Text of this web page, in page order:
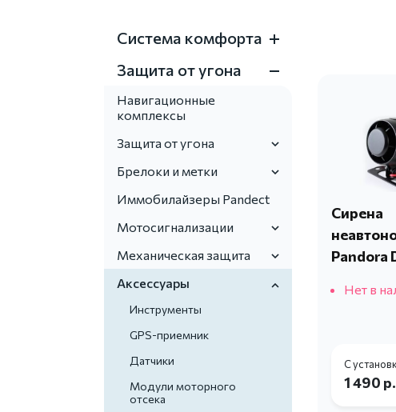
Система комфорта
Защита от угона
Навигационные
комплексы
Защита от угона
Брелоки и метки
Иммобилайзеры Pandect
Мотосигнализации
Механическая защита
Аксессуары
Инструменты
GPS-приемник
Датчики
Модули моторного
отсека
Сирена
Pandora
Нет в
С
1 490 р.